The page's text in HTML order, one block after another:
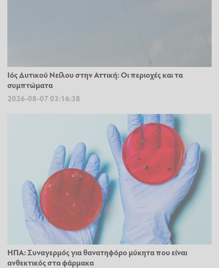
Ιός Δυτικού Νείλου στην Αττική: Οι περιοχές και τα
συμπτώματα
2026-08-07 03:16:38
ΗΠΑ: Συναγερμός για θανατηφόρο μύκητα που είναι
ανθεκτικός στα φάρμακα